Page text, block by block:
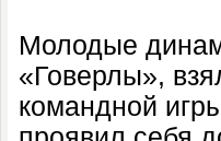
Молодые
«Говерлы»,
командной